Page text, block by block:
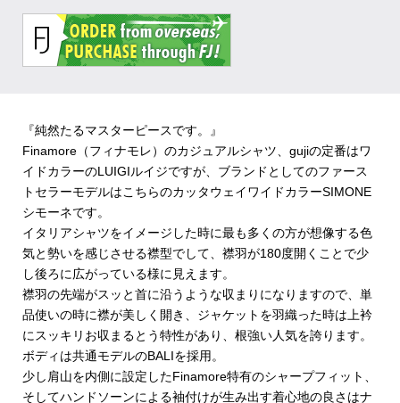
『純然たるマスターピースです。』
Finamore（フィナモレ）のカジュアルシャツ、gujiの定番はワ
イドカラーのLUIGIルイジですが、ブランドとしてのファース
トセラーモデルはこちらのカッタウェイワイドカラーSIMONE
シモーネです。
イタリアシャツをイメージした時に最も多くの方が想像する色
気と勢いを感じさせる襟型でして、襟羽が180度開くことで少
し後ろに広がっている様に見えます。
襟羽の先端がスッと首に沿うような収まりになりますので、単
品使いの時に襟が美しく開き、ジャケットを羽織った時は上衿
にスッキリお収まるとう特性があり、根強い人気を誇ります。
ボディは共通モデルのBALIを採用。
少し肩山を内側に設定したFinamore特有のシャープフィット、
そしてハンドソーンによる袖付けが生み出す着心地の良さはナ